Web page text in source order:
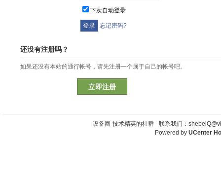
下次自动登录
忘记密码?
还没有注册吗？
如果还没有本站的通行帐号，请先注册一个属于自己的帐号吧。
立即注册
设备圈-技术精英的社群 - 联系我们：
Powered by UCenter